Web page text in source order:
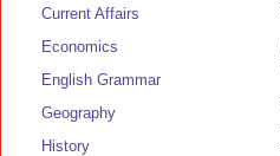
Current Affairs
Economics
English Grammar
Geography
History